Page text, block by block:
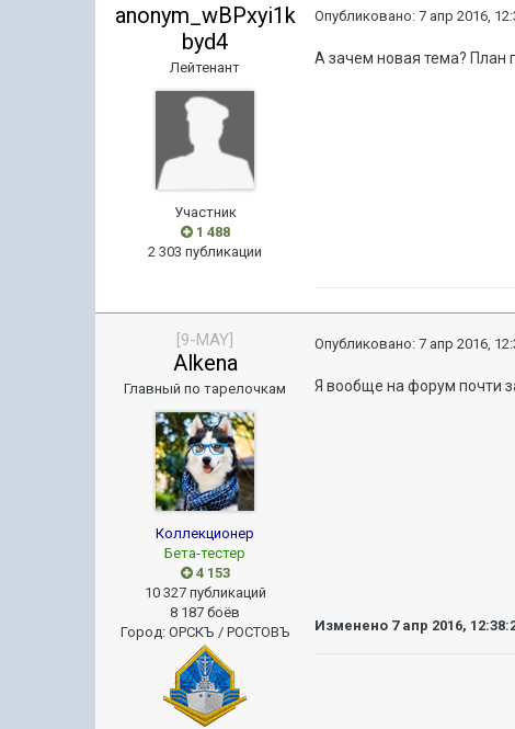
anonym_wBPxyi1k
byd4
Лейтенант
Участник
1 488
2 303 публикации
Опубликовано:7 апр 2016,
А зачем новая тема? План
[9-MAY]
Alkena
Главный по тарелочкам
Коллекционер
Бета-тестер
4 153
10 327 публикаций
8 187 боёв
Город: ОРСКЪ / РОСТОВЪ
Опубликовано:7 апр 2016,
Я вообще на форум почти
Изменено 7 апр 2016,